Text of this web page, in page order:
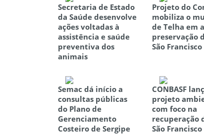
Secretaria de Estado
da Saúde desenvolve
ações voltadas à
assistência e saúde
preventiva dos
animais
Projeto do
mobiliza o
de Telha em
preservação
São Francisco
Semac dá início a
consultas públicas
do Plano de
Gerenciamento
Costeiro de Sergipe
CONBASF
projeto
com foco na
recuperação
São Francisco